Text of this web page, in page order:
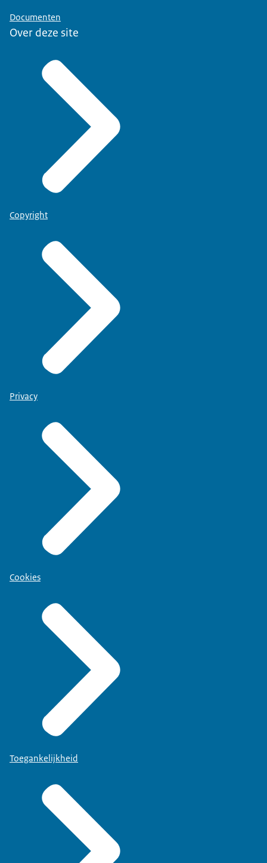
Documenten
Over deze site
Copyright
Privacy
Cookies
Toegankelijkheid